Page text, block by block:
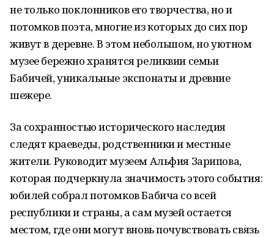
не только поклонников его творчества, но и
потомков поэта, многие из которых до сих пор
живут в деревне. В этом небольшом, но уютном
музее бережно хранятся реликвии семьи
Бабичей, уникальные экспонаты и древние
шежере.
За сохранностью исторического наследия
следят краеведы, родственники и местные
жители. Руководит музеем Альфия Зарипова,
которая подчеркнула значимость этого события:
юбилей собрал потомков Бабича со всей
республики и страны, а сам музей остается
местом, где они могут вновь почувствовать связь